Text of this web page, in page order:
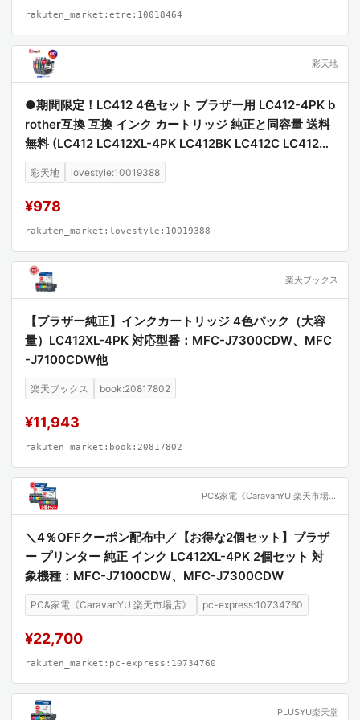
rakuten_market:etre:10018464
彩天地
●期間限定！LC412 4色セット ブラザー用 LC412-4PK b
rother互換 互換 インク カートリッジ 純正と同容量 送料
無料 (LC412 LC412XL-4PK LC412BK LC412C LC412M
LC412Y LC412XLBK LC412XLC LC412XLM LC412XLY
MFC-J7100CDW MFC-J7300CDW)
彩天地 lovestyle:10019388
¥978
rakuten_market:lovestyle:10019388
楽天ブックス
【ブラザー純正】インクカートリッジ 4色パック（大容
量）LC412XL-4PK 対応型番：MFC-J7300CDW、MFC
-J7100CDW他
楽天ブックス book:20817802
¥11,943
rakuten_market:book:20817802
PC&家電《CaravanYU 楽天市場店》
＼4％OFFクーポン配布中／【お得な2個セット】ブラザ
ー プリンター 純正 インク LC412XL-4PK 2個セット 対
象機種：MFC-J7100CDW、MFC-J7300CDW
PC&家電《CaravanYU 楽天市場店》 pc-express:10734760
¥22,700
rakuten_market:pc-express:10734760
PLUSYU楽天堂